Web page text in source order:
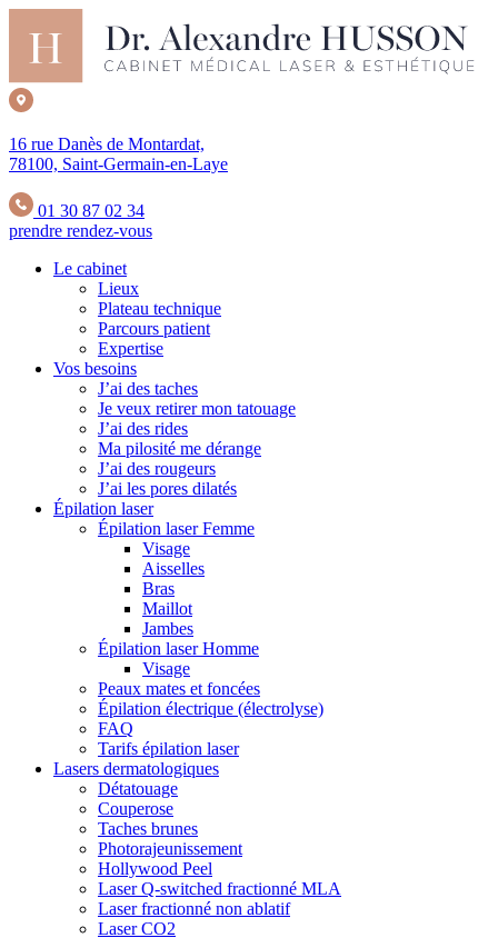
16 rue Danès de Montardat,
78100, Saint-Germain-en-Laye
01 30 87 02 34
prendre rendez-vous
Le cabinet
Lieux
Plateau technique
Parcours patient
Expertise
Vos besoins
J’ai des taches
Je veux retirer mon tatouage
J’ai des rides
Ma pilosité me dérange
J’ai des rougeurs
J’ai les pores dilatés
Épilation laser
Épilation laser Femme
Visage
Aisselles
Bras
Maillot
Jambes
Épilation laser Homme
Visage
Peaux mates et foncées
Épilation électrique (électrolyse)
FAQ
Tarifs épilation laser
Lasers dermatologiques
Détatouage
Couperose
Taches brunes
Photorajeunissement
Hollywood Peel
Laser Q-switched fractionné MLA
Laser fractionné non ablatif
Laser CO2